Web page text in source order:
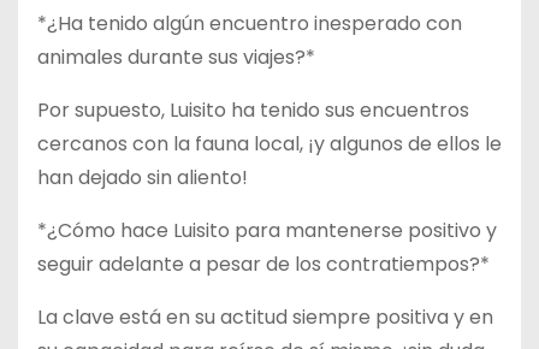
*¿Ha tenido algún encuentro inesperado con
animales durante sus viajes?*
Por supuesto, Luisito ha tenido sus encuentros
cercanos con la fauna local, ¡y algunos de ellos le
han dejado sin aliento!
*¿Cómo hace Luisito para mantenerse positivo y
seguir adelante a pesar de los contratiempos?*
La clave está en su actitud siempre positiva y en